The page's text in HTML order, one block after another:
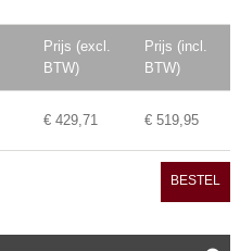
Prijs (excl.
BTW)
Prijs (incl.
BTW)
€ 429,71 € 519,95
BESTEL